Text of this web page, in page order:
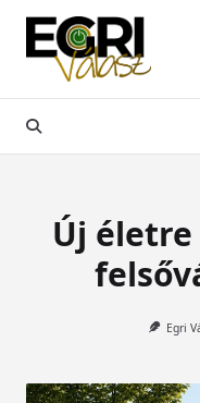
Skip
content
Új
Egri